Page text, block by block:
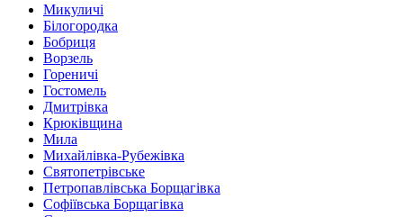
Микуличі
Білогородка
Бобриця
Ворзель
Гореничі
Гостомель
Дмитрівка
Крюківщина
Мила
Михайлівка-Рубежівка
Святопетрівське
Петропавлівська Борщагівка
Софіївська Борщагівка